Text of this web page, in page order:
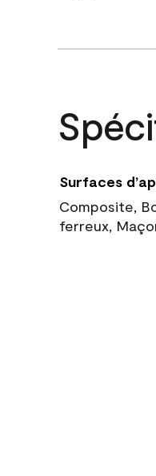
Surfaces
Composite,
ferreux,